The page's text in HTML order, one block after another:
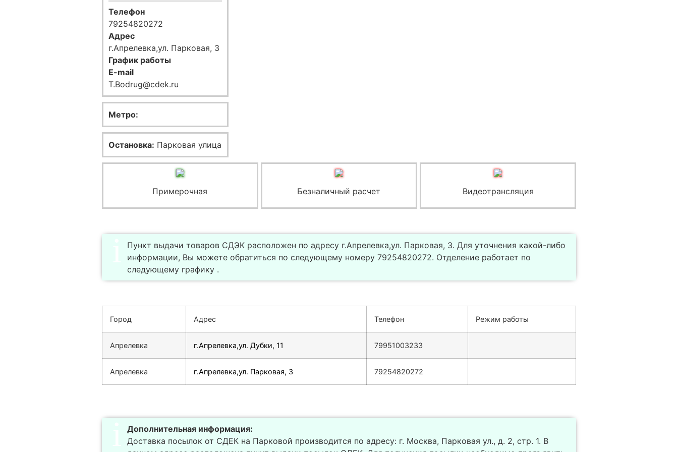
Телефон
79254820272
Адрес
г.Апрелевка,ул. Парковая, 3
График работы
E-mail
T.Bodrug@cdek.ru
Метро:
Остановка: Парковая улица
Примерочная Безналичный расчет Видеотрансляция
Пункт выдачи товаров СДЭК расположен по адресу г.Апрелевка,ул. Парковая, 3. Для уточнения какой-либо
информации, Вы можете обратиться по следующему номеру 79254820272. Отделение работает по
следующему графику .
Город Адрес Телефон Режим работы
Апрелевка г.Апрелевка,ул. Дубки, 11 79951003233
Апрелевка г.Апрелевка,ул. Парковая, 3 79254820272
Дополнительная информация:
Доставка посылок от СДЕК на Парковой производится по адресу: г. Москва, Парковая ул., д. 2, стр. 1. В